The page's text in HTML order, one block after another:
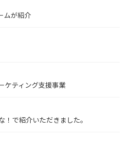
ムが紹介
ケティング支援事業
で紹介いただきました。